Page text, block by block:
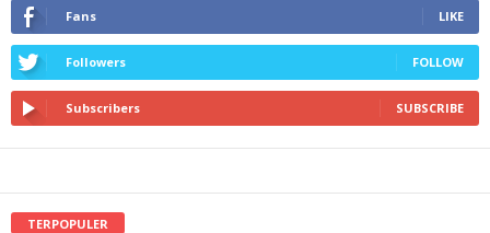
Fans LIKE
Followers FOLLOW
Subscribers SUBSCRIBE
TERPOPULER